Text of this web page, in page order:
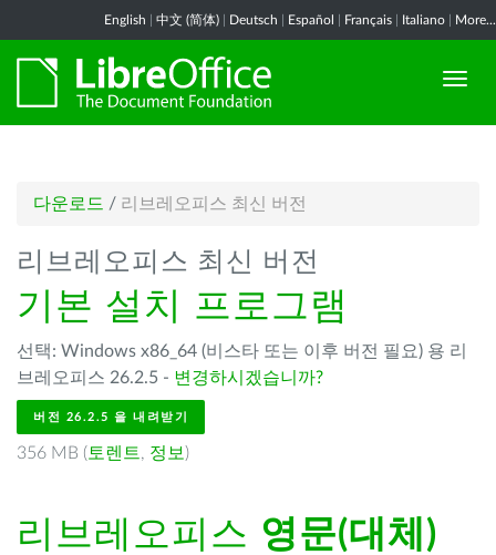
English 中文 (简体) Deutsch Español Français Italiano More...
다운로드 / 리브레오피스 최신 버전
리브레오피스 최신 버전
기본 설치 프로그램
선택: Windows x86_64 (비스타 또는 이후 버전 필요) 용 리
브레오피스 26.2.5 - 변경하시겠습니까?
버전 26.2.5 을 내려받기
356 MB ( 토렌트, 정보 )
리브레오피스 영문(대체)